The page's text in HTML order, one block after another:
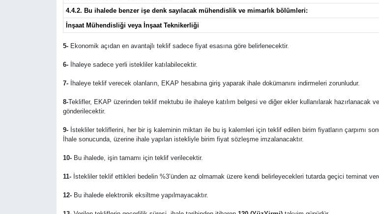
4.4.2. Bu ihalede benzer işe denk sayılacak mühendislik ve mimarlık bölümleri:
İnşaat Mühendisliği veya İnşaat Teknikerliği
5-Ekonomik açıdan en avantajlı teklif sadece fiyat esasına göre belirlenecektir.
6- İhaleye sadece yerli istekliler katılabilecektir.
7-İhaleye teklif verecek olanların, EKAP hesabına giriş yaparak ihale dokümanını indirmeleri zorunludur.
8-Teklifler, EKAP üzerinden teklif mektubu ile ihaleye katılım belgesi ve diğer ekler kullanılarak
gönderilecektir.
9-İstekliler tekliflerini, her bir iş kaleminin miktarı ile bu iş kalemleri için teklif edilen birim fiyatların çarpımı
İhale sonucunda, üzerine ihale yapılan istekliyle birim fiyat sözleşme imzalanacaktır.
10-Bu ihalede, işin tamamı için teklif verilecektir.
11-İstekliler teklif ettikleri bedelin %3’ünden az olmamak üzere kendi belirleyecekleri tutarda geçici teminat
12- Bu ihalede elektronik eksiltme yapılmayacaktır.